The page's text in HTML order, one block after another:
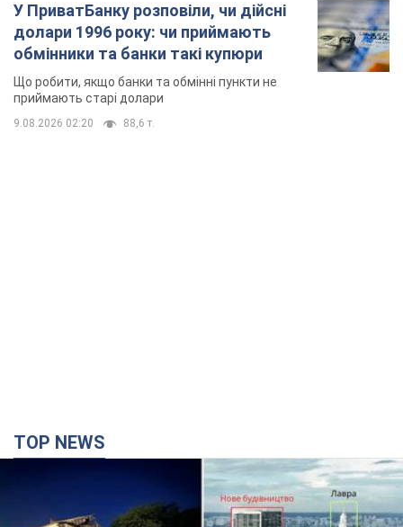
У ПриватБанку розповіли, чи дійсні
долари 1996 року: чи приймають
обмінники та банки такі купюри
Що робити, якщо банки та обмінні пункти не
приймають старі долари
9.08.2026 02:20 88,6 т.
TOP NEWS